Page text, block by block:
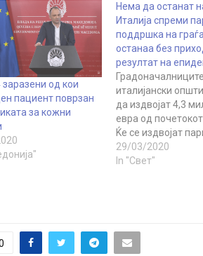
заразени од кои
пациент поврзан
за кожни
Нема да останат
Италија спреми
поддршка на
останаа без
резултат на
италијански
да издвојат 4,3
евра од
Ќе се издвојат
зависност од
состојба на
функционирање и
милиони евра за
29/03/2020
In "Свет"